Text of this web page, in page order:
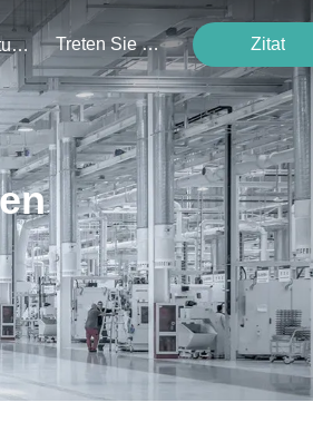
Veranstaltungen Treten Sie Mit Uns In Verbindung Zitat